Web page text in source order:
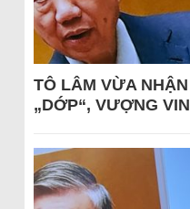
TÔ LÂM VỪA
„DỚP“, VƯỢNG